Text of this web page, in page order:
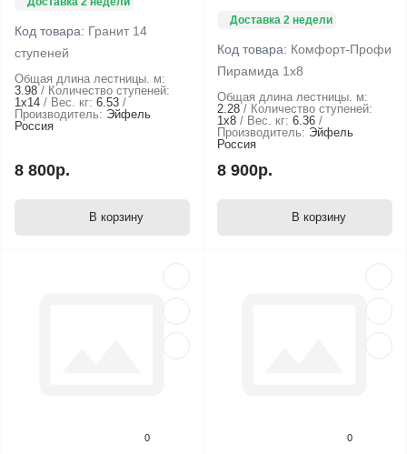
Код товара: Гранит 14
ступеней
Общая длина лестницы. м:
3.98
Количество ступеней:
1х14
Вес. кг: 6.53
Производитель: Эйфель
Россия
8 800р.
В корзину
Доставка 2 недели
Код товара: Комфорт-Профи
Пирамида 1х8
Общая длина лестницы. м:
2.28
Количество ступеней:
1х8
Вес. кг: 6.36
Производитель: Эйфель
Россия
8 900р.
В корзину
0 0